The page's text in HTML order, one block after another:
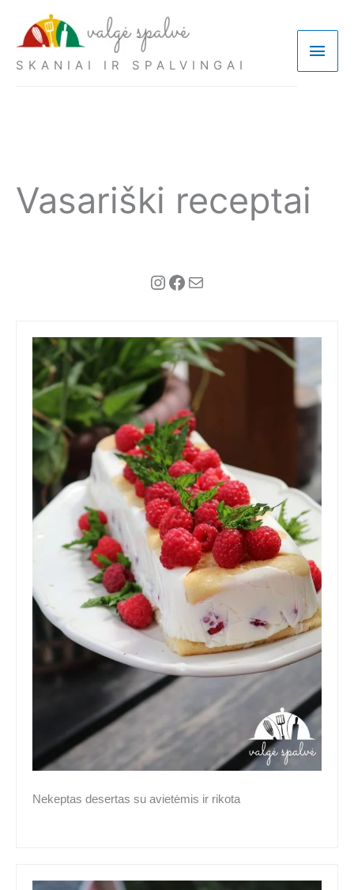
SKANIAI IR SPALVINGAI
Vasariški receptai
Instagram
Facebook
Mail
Nekeptas desertas su avietėmis ir rikota